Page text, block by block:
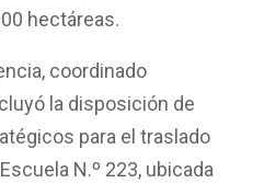
hectáreas.
coordinado
la disposición de
para el traslado
N.º 223, ubicada